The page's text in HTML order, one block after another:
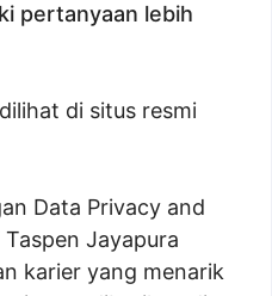
pertanyaan lebih
di situs resmi
Data Privacy and
Jayapura
karier yang menarik